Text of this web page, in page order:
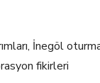
İnegöl
fikirleri